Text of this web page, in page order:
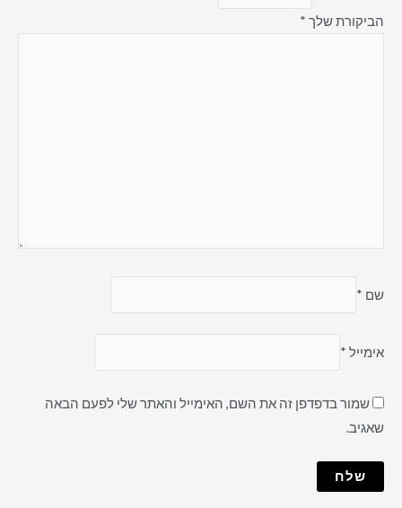
הביקורת שלך *
שם *
אימייל *
שמור בדפדפן זה את השם, האימייל והאתר שלי לפעם הבאה
שאגיב.